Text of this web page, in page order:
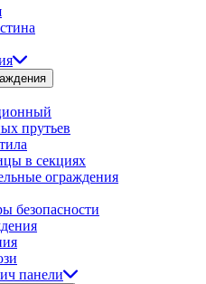
прутьев
в секциях
ограждения
безопасности
панели